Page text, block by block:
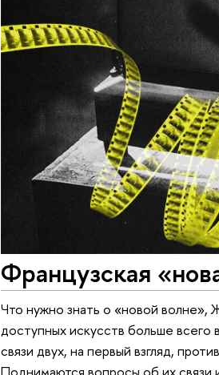
Французская
Что нужно знать о «новой
доступных искусств больше
связи двух, на первый взгляд,